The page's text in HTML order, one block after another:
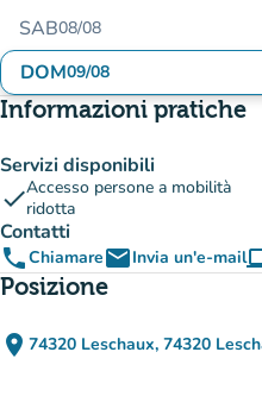
SAB08/08
DOM09/08
Informazioni pratiche
Servizi disponibili
checkAccesso persone a mobilità
ridotta
Contatti
phoneChiamareemailInvia un'e-mail
Posizione
place 74320 Leschaux, 74320
(apri in
(nuova